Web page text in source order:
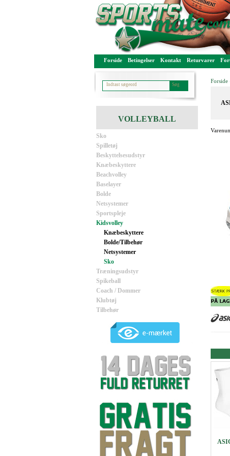
Forside Betingelser Kontakt Returvarer
VOLLEYBALL
Sko
Spilletøj
Beskyttelsesudstyr
Knæbeskyttere
Beachvolley
Baselayer
Bolde
Netsystemer
Sportspleje
Kidsvolley
Knæbeskyttere
Bolde/Tilbehør
Netsystemer
Sko
Træningsudstyr
Spikeball
Coach / Dommer
Klubtøj
Tilbehør
Forside